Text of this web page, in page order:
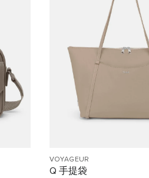
VOYAGEUR
Q 手提袋